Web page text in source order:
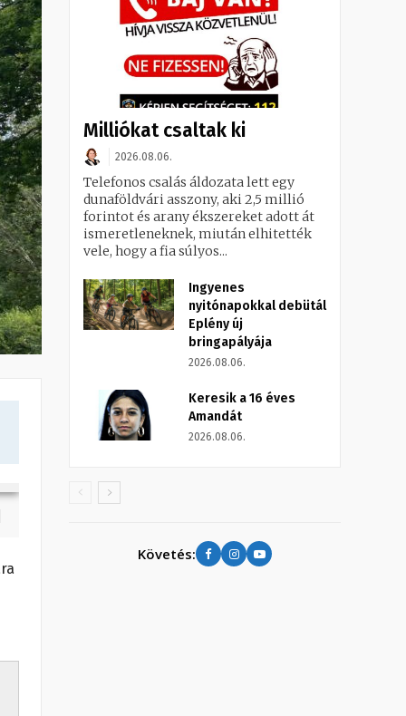
Milliókat csaltak ki
2026.08.06.
Telefonos csalás áldozata lett egy
dunaföldvári asszony, aki 2,5 millió
forintot és arany ékszereket adott át
ismeretleneknek, miután elhitették
vele, hogy a fia súlyos...
Ingyenes
nyitónapokkal debütál
Eplény új
bringapályája
2026.08.06.
Keresik a 16 éves
Amandát
2026.08.06.
Követés: